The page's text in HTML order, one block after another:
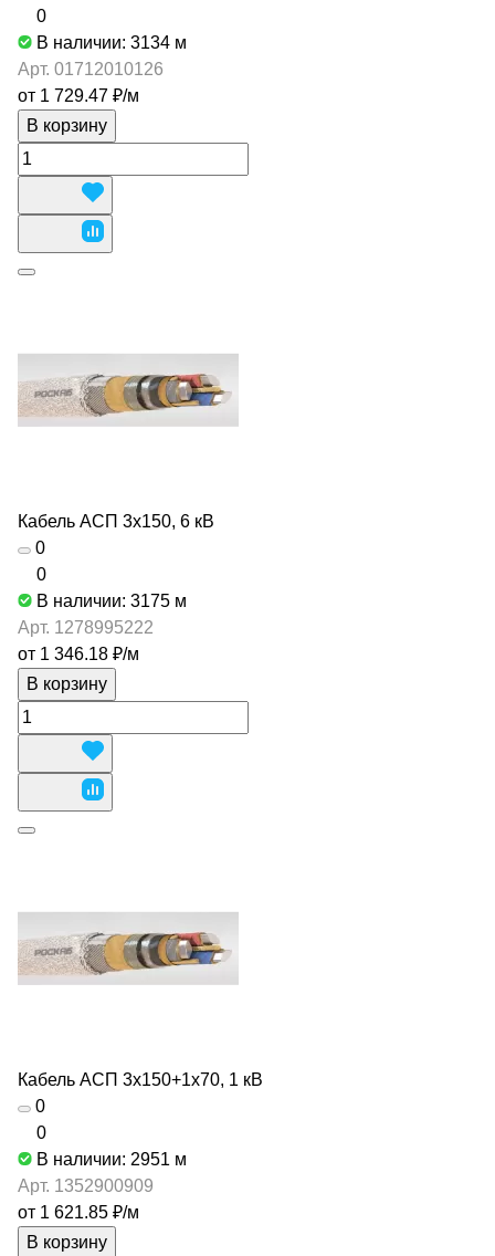
0
В наличии: 3134 м
Арт. 01712010126
от 1 729.47 ₽/м
В корзину
Кабель АСП 3х150, 6 кВ
0
0
В наличии: 3175 м
Арт. 1278995222
от 1 346.18 ₽/м
В корзину
Кабель АСП 3х150+1х70, 1 кВ
0
0
В наличии: 2951 м
Арт. 1352900909
от 1 621.85 ₽/м
В корзину